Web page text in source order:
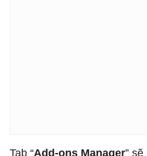
Tab “Add-ons Manager”